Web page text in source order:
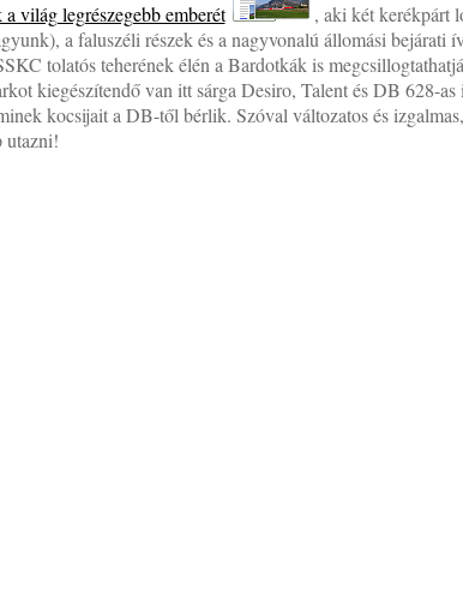
világ legrészegebb emberét
, aki két kerékpárt
a faluszéli részek és a nagyvonalú állomási bejárati
tolatós teherének élén a Bardotkák is
kiegészítendő van itt sárga Desiro, Talent és DB 628-
kocsijait a DB-től bérlik. Szóval változatos és
utazni!